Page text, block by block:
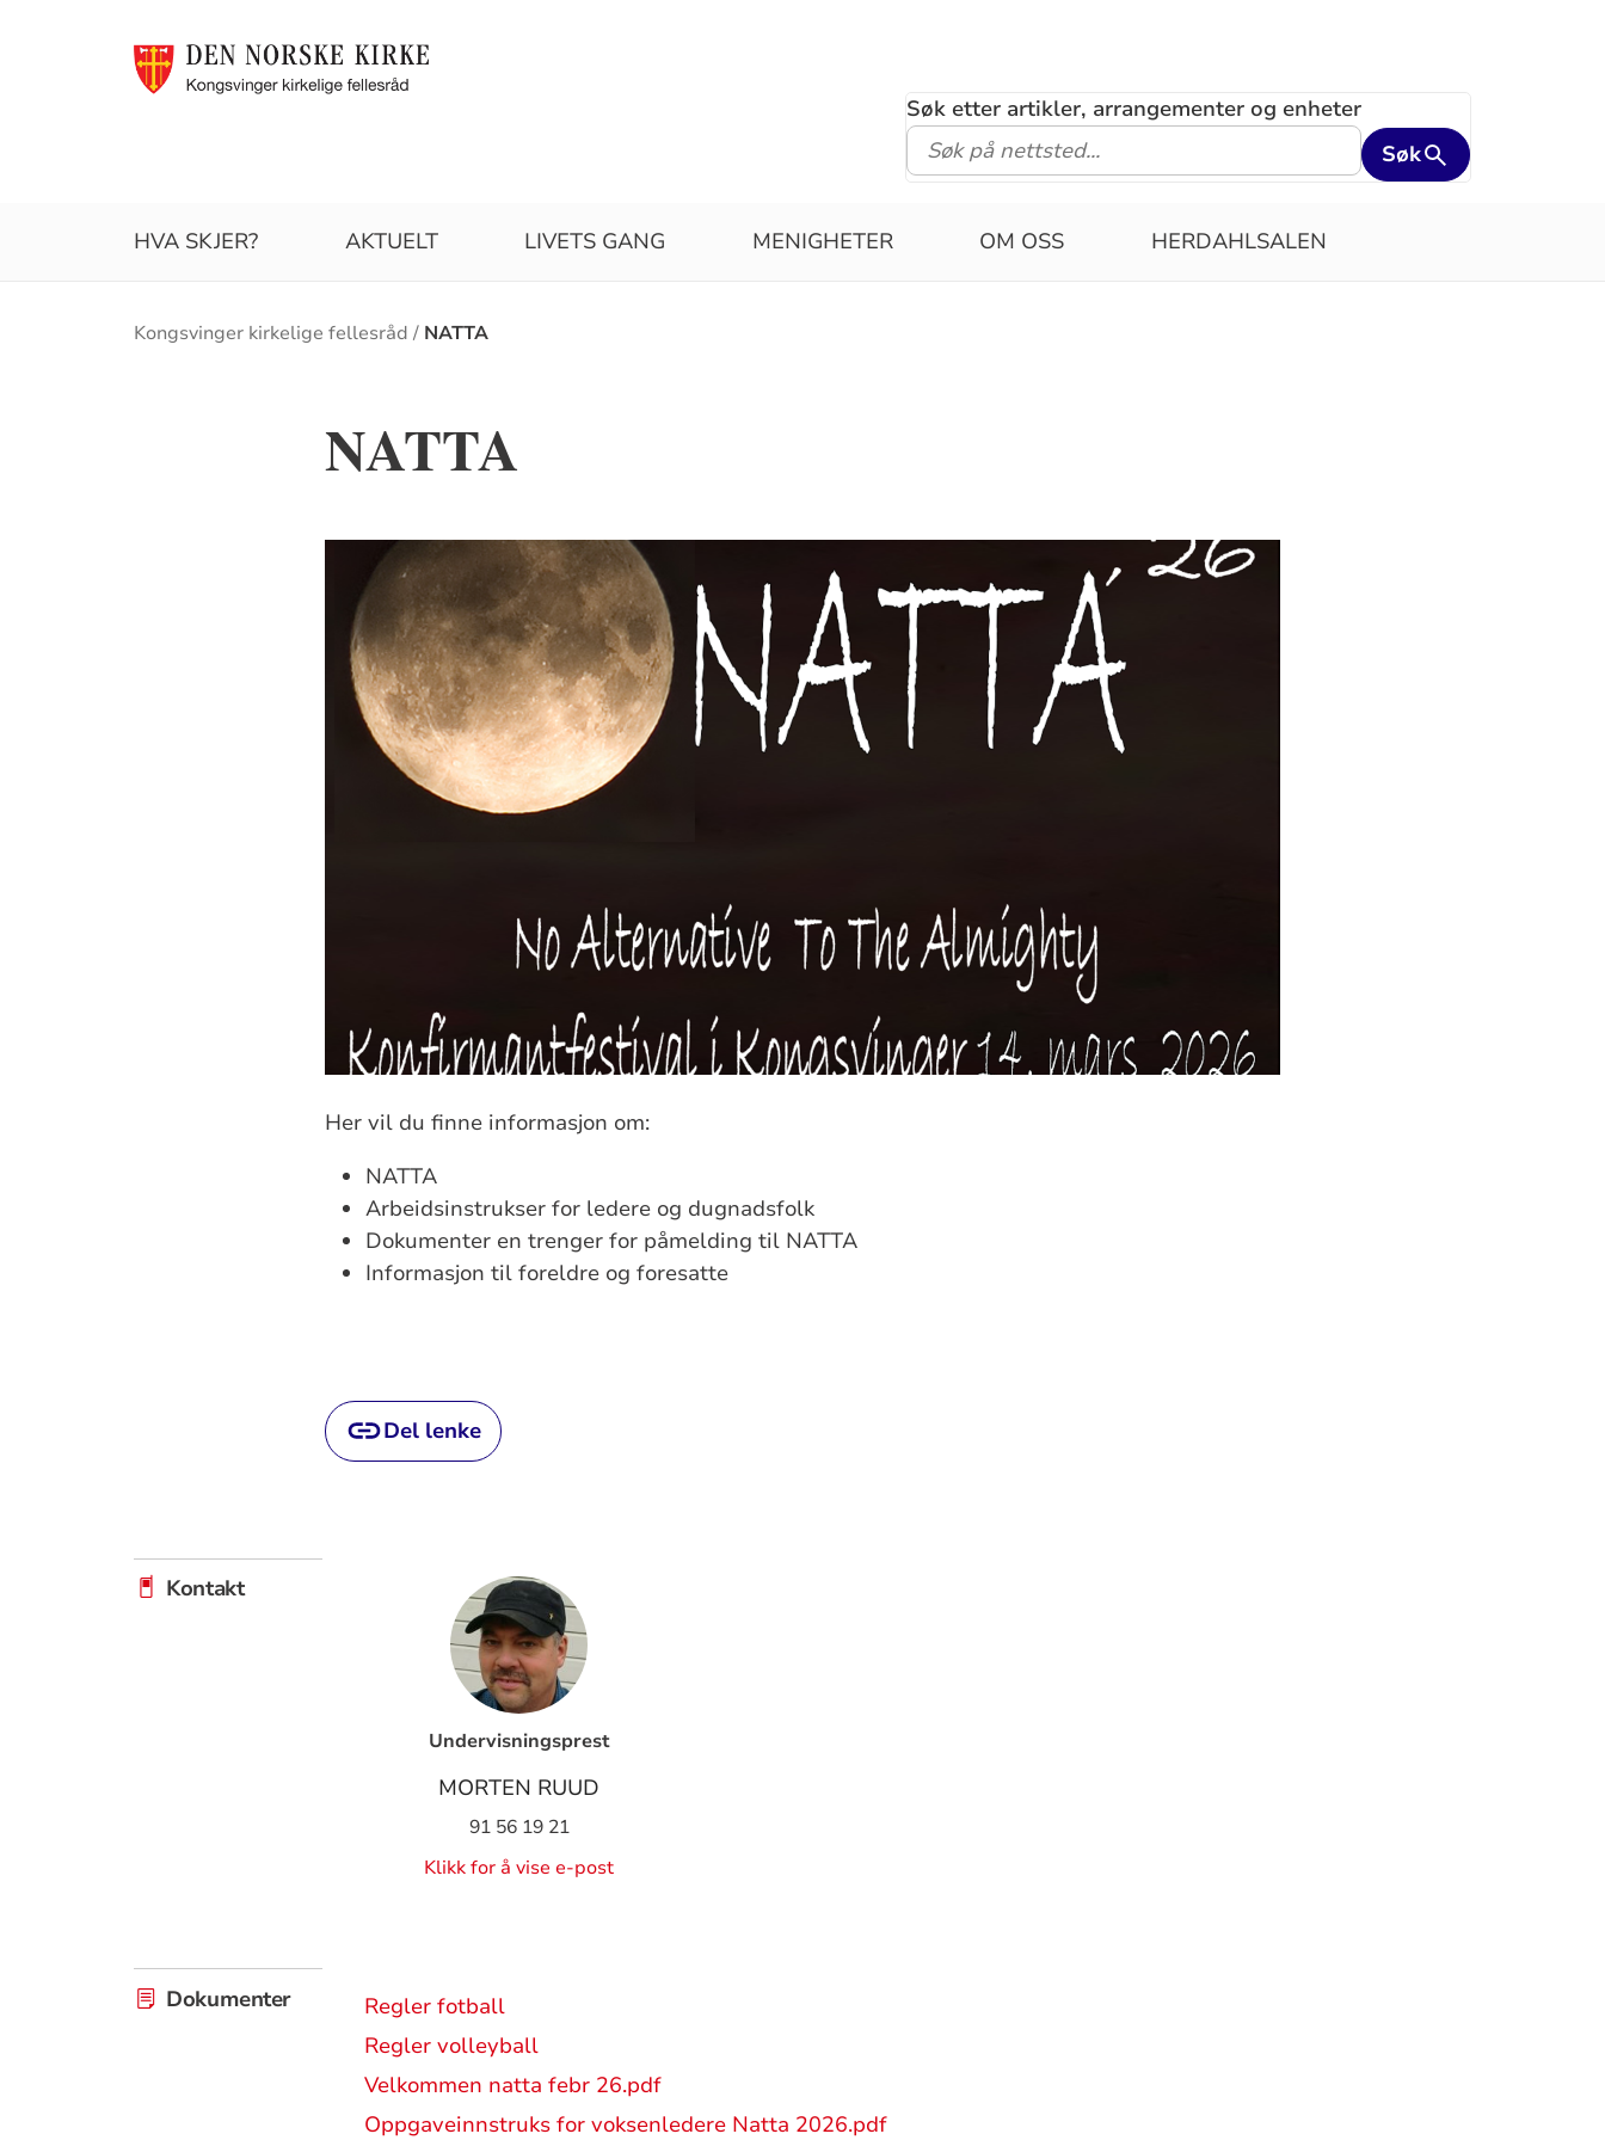
Søk etter artikler, arrangementer og enheter
Søk
HVA SKJER? AKTUELT LIVETS GANG MENIGHETER OM OSS HERDAHLSALEN
Brødsmulesti
Kongsvinger kirkelige fellesråd NATTA
NATTA
Her vil du finne informasjon om:
NATTA
Arbeidsinstrukser for ledere og dugnadsfolk
Dokumenter en trenger for påmelding til NATTA
Informasjon til foreldre og foresatte
Del lenke
Kontakt
Undervisningsprest
MORTEN RUUD
91 56 19 21
Klikk for å vise e-post
Dokumenter
Regler fotball
Regler volleyball
Velkommen natta febr 26.pdf
Oppgaveinnstruks for voksenledere Natta 2026.pdf